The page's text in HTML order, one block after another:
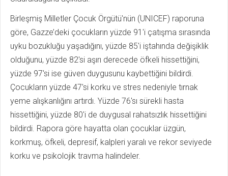
Birleşmiş Milletler Çocuk Örgütü'nün (UNICEF) raporuna
göre, Gazze’deki çocukların yüzde 91'i çatışma sırasında
uyku bozukluğu yaşadığını, yüzde 85'i iştahında değişiklik
olduğunu, yüzde 82'si aşırı derecede öfkeli hissettiğini,
yüzde 97'si ise güven duygusunu kaybettiğini bildirdi.
Çocukların yüzde 47'si korku ve stres nedeniyle tırnak
yeme alışkanlığını artırdı. Yüzde 76'sı sürekli hasta
hissettiğini, yüzde 80'i de duygusal rahatsızlık hissettiğini
bildirdi. Rapora göre hayatta olan çocuklar üzgün,
korkmuş, öfkeli, depresif, kalpleri yaralı ve rekor seviyede
korku ve psikolojik travma halindeler.